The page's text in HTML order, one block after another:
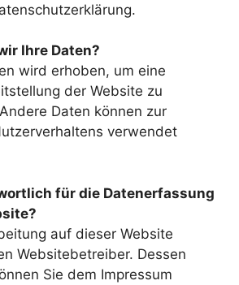
Ihre Daten?
wird erhoben, um eine
der Website zu
Daten können zur
verwendet
für die Datenerfassung
auf dieser Website
Websitebetreiber. Dessen
Sie dem Impressum